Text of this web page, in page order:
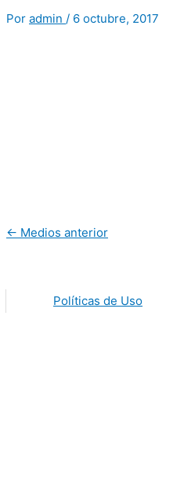
Por admin / 6 octubre, 2017
← Medios anterior
Políticas de Uso